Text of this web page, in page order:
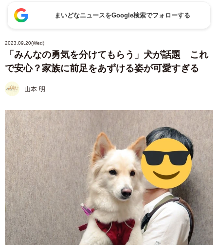
まいどなニュースをGoogle検索でフォローする
2023.09.20(Wed)
「みんなの勇気を分けてもらう」犬が話題 これ
で安心？家族に前足をあずける姿が可愛すぎる
山本 明